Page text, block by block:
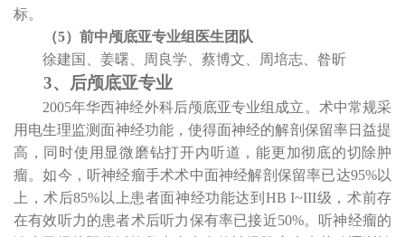
标。
（5）前中颅底亚专业组医生团队
徐建国、姜曙、周良学、蔡博文、周培志、昝昕
3、后颅底亚专业
2005年华西神经外科后颅底亚专业组成立。术中常规采
用电生理监测面神经功能，使得面神经的解剖保留率日益提
高，同时使用显微磨钻打开内听道，能更加彻底的切除肿
瘤。如今，听神经瘤手术术中面神经解剖保留率已达95%以
上，术后85% 以上患者面神经功能达到 HB I~III级，术前存
在有效听力的患者术后听力保有率已接近50%。听神经瘤的